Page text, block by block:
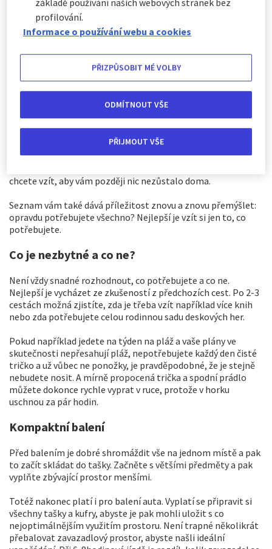
Předběžné plánování a seznam
Není vůbec hloupé věnovat několik minut denně, třeba i
několik dní před odjezdem, přemýšlení o tom, co si chcete
chcete vzít, aby vám později nic nezůstalo doma.
Seznam vám také dává příležitost znovu a znovu přemýšlet:
opravdu potřebujete všechno? Nejlepší je vzít si jen to, co
potřebujete.
Co je nezbytné a co ne?
Není vždy snadné rozhodnout, co potřebujete a co ne.
Nejlepší je vycházet ze zkušeností z předchozích cest. Po 2-3
cestách možná zjistíte, zda je třeba vzít například více knih
nebo zda potřebujete celou rodinnou sadu deskových her.
Pokud například jedete na týden na pláž a vaše plány ve
skutečnosti nepřesahují pláž, nepotřebujete každý den čisté
tričko a už vůbec ne ponožky, je pravděpodobné, že je stejně
nebudete nosit. A mírně propocená trička a spodní prádlo
můžete dokonce rychle vyprat v ruce, protože v horku
uschnou za pár hodin.
Kompaktní balení
Před balením je dobré shromáždit vše na jednom místě a pak
to začít skládat do tašky. Začněte s většími předměty a pak
vyplňte zbývající prostor menšími.
Totéž nakonec platí i pro balení auta. Vyplatí se připravit si
všechny tašky a kufry, abyste je pak mohli uložit s co
nejoptimálnějším využitím prostoru. Není trapné několikrát
přebalovat zavazadlový prostor, abyste našli ideální
základě používání našich webových stránek bez
profilování.
Informace o používání webu a cookies
PŘIZPŮSOBIT MÉ VOLBY
ODMÍTNOUT VŠE
PŘIJMOUT VŠE